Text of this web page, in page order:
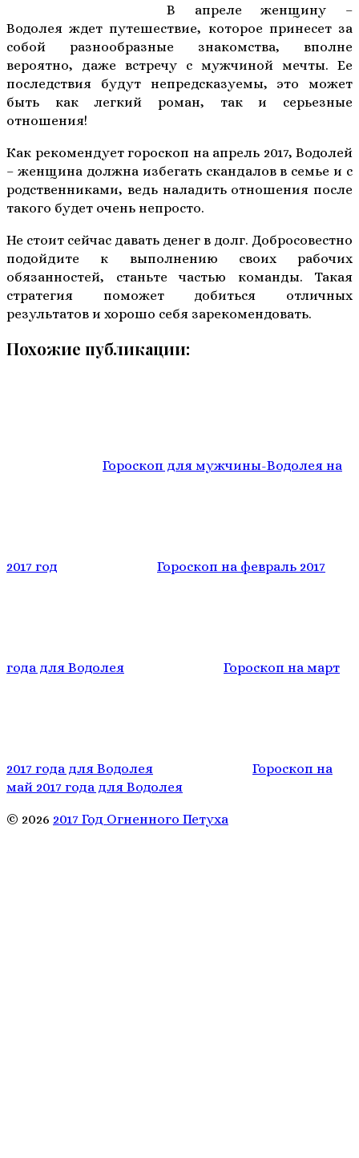
В апреле женщину –
Водолея ждет путешествие, которое принесет за
собой разнообразные знакомства, вполне
вероятно, даже встречу с мужчиной мечты. Ее
последствия будут непредсказуемы, это может
быть как легкий роман, так и серьезные
отношения!
Как рекомендует гороскоп на апрель 2017, Водолей
– женщина должна избегать скандалов в семье и с
родственниками, ведь наладить отношения после
такого будет очень непросто.
Не стоит сейчас давать денег в долг. Добросовестно
подойдите к выполнению своих рабочих
обязанностей, станьте частью команды. Такая
стратегия поможет добиться отличных
результатов и хорошо себя зарекомендовать.
Похожие публикации:
Гороскоп для мужчины-Водолея на
2017 год Гороскоп на февраль 2017
года для Водолея Гороскоп на март
2017 года для Водолея
Гороскоп на
май 2017 года для Водолея
© 2026 2017 Год Огненного Петуха